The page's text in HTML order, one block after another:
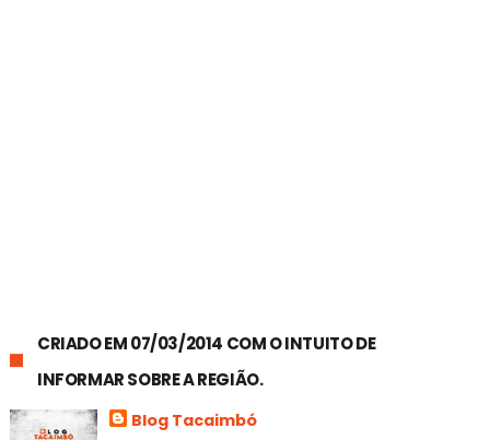
CRIADO EM 07/03/2014 COM O INTUITO DE
INFORMAR SOBRE A REGIÃO.
Blog Tacaimbó